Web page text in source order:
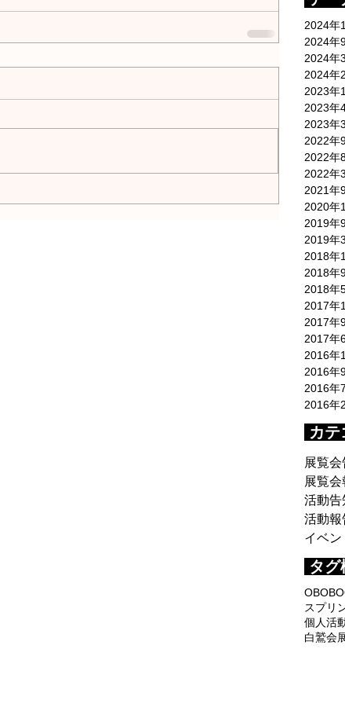
2024年
2024年
2024年
2024年
2023年
2023年
2023年
2022年
2022年
2022年
2021年
2020年
2019年
2019年
2018年
2018年
2018年
2017年
2017年
2017年
2016年
2016年
2016年
2016年
カテ
展覧会
展覧会
活動告
活動報
イベン
タグ
OB
スプリ
個人活
白鷲会